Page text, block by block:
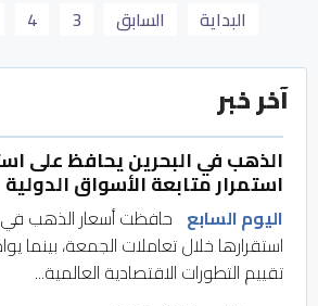
البداية السابق 3
4
آخر خبر
الذهب في البحرين يحافظ على
استمرار متابعة الأسواق الدولية
اليوم السابع حافظت أسعار الذهب في
استقرارها خلال تعاملات الجمعة، بينما
تقييم التطورات الاقتصادية العالمية...